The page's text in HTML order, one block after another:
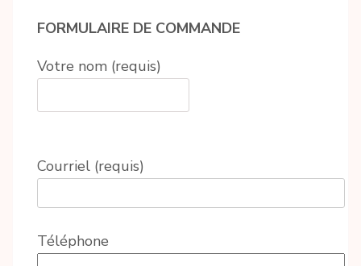
FORMULAIRE DE COMMANDE
Votre nom (requis)
Courriel (requis)
Téléphone